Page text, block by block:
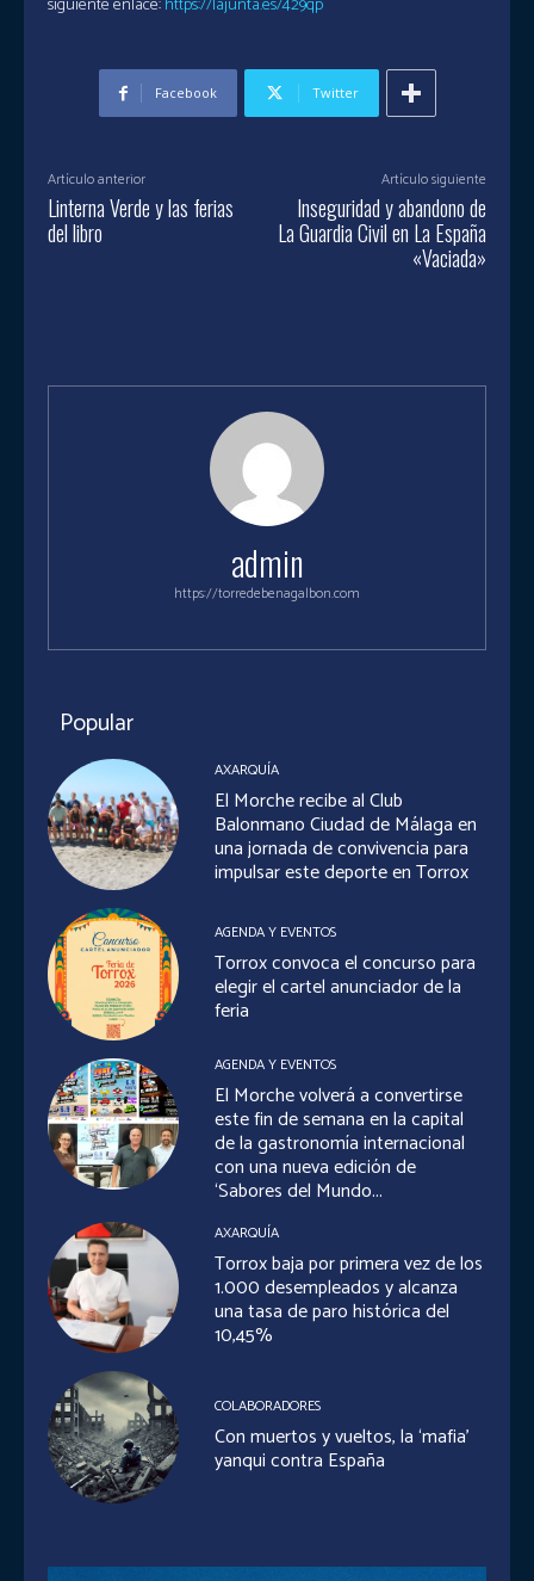
Facebook Twitter
Artículo anterior
Linterna Verde y las ferias
del libro
Artículo siguiente
Inseguridad y abandono de
La Guardia Civil en La España
«Vaciada»
admin
https://torredebenagalbon.com
Popular
AXARQUÍA
El Morche recibe al Club
Balonmano Ciudad de Málaga en
una jornada de convivencia para
impulsar este deporte en Torrox
AGENDA Y EVENTOS
Torrox convoca el concurso para
elegir el cartel anunciador de la
feria
AGENDA Y EVENTOS
El Morche volverá a convertirse
este fin de semana en la capital
de la gastronomía internacional
con una nueva edición de
‘Sabores del Mundo...
AXARQUÍA
Torrox baja por primera vez de los
1.000 desempleados y alcanza
una tasa de paro histórica del
10,45%
COLABORADORES
Con muertos y vueltos, la ‘mafia’
yanqui contra España